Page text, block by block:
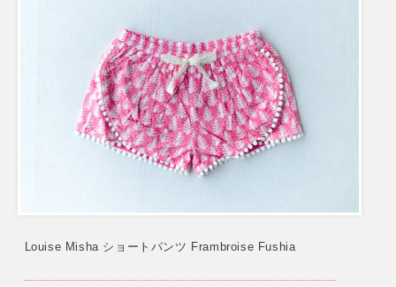
Louise Misha ショートパンツ Frambroise Fushia